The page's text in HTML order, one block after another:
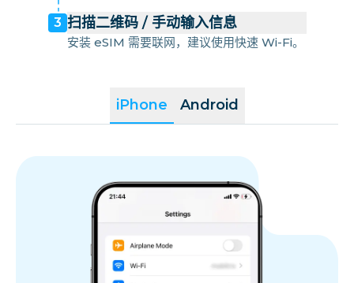
iPhone Android
3 扫描二维码 / 手动输入信息
安装 eSIM 需要联网，建议使用快速 Wi-Fi。